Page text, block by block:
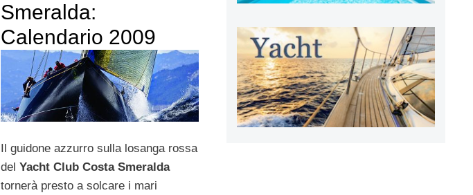
Smeralda:
Calendario 2009
Il guidone azzurro sulla losanga rossa
del Yacht Club Costa Smeralda
tornerà presto a solcare i mari